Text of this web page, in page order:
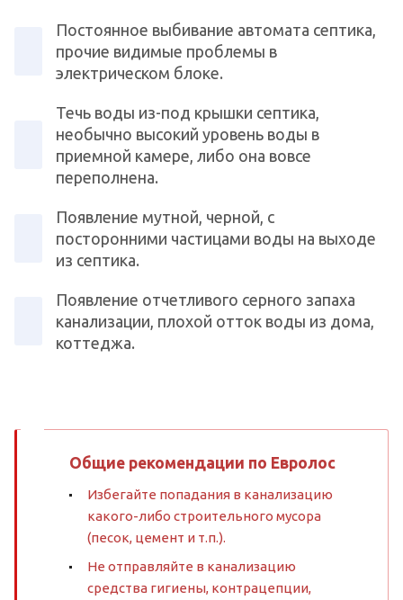
Постоянное выбивание автомата септика,
прочие видимые проблемы в
электрическом блоке.
Течь воды из-под крышки септика,
необычно высокий уровень воды в
приемной камере, либо она вовсе
переполнена.
Появление мутной, черной, с
посторонними частицами воды на выходе
из септика.
Появление отчетливого серного запаха
канализации, плохой отток воды из дома,
коттеджа.
Общие рекомендации по Евролос
Избегайте попадания в канализацию
какого-либо строительного мусора
(песок, цемент и т.п.).
Не отправляйте в канализацию
средства гигиены, контрацепции,